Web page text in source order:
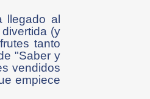
llegado al
(y
tanto
"Saber y
vendidos
empiece